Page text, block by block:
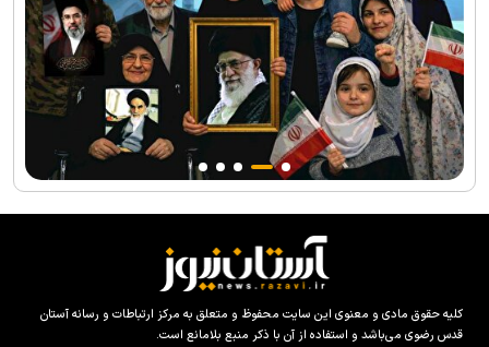
کلیه حقوق مادی و معنوی این سایت محفوظ و متعلق به مرکز ارتباطات و رسانه آستان
قدس رضوی می‌باشد و استفاده از آن با ذکر منبع بلامانع است.